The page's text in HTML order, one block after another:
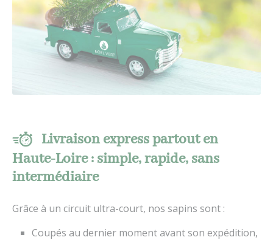
Livraison express partout en
Haute-Loire : simple, rapide, sans
intermédiaire
Grâce à un circuit ultra-court, nos sapins sont :
Coupés au dernier moment avant son expédition,